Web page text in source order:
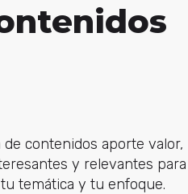
contenidos aporte valor,
y relevantes para
temática y tu enfoque.